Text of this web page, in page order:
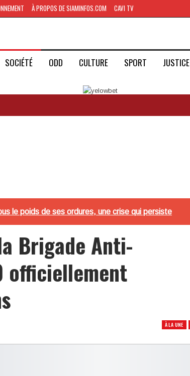
À PROPOS DE SIAMINFOS.COM CAVI TV
SOCIÉTÉ ODD CULTURE SPORT JUSTICE
le poids de ses ordures, une crise qui persiste
Brigade Anti-
officiellement
À LA UNE